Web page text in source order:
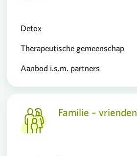
Detox
Therapeutische gemeenschap
Aanbod i.s.m. partners
Familie – vrienden